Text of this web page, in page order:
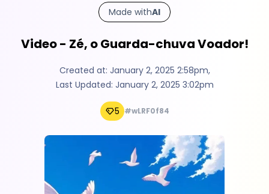
Made withAI
Video - Zé, o Guarda-chuva Voador!
Created at: January 2, 2025 2:58pm,
Last Updated: January 2, 2025 3:02pm
5 #wLRF0f84